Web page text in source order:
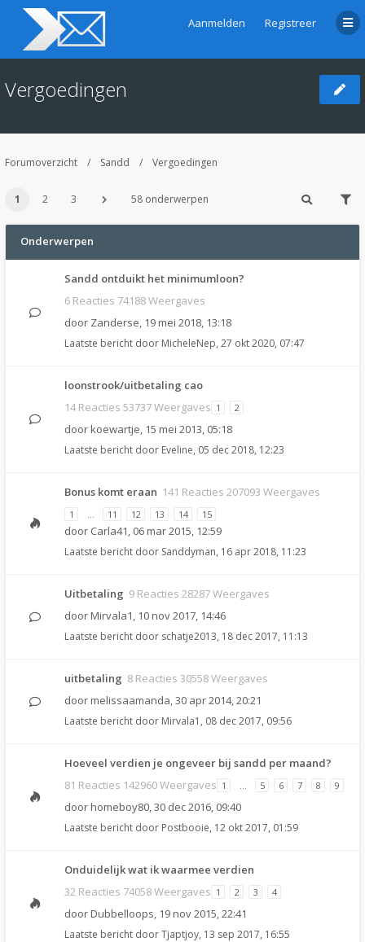
Aanmelden Registreer
Vergoedingen
Forumoverzicht Sandd Vergoedingen
1 2 3 58 onderwerpen
Onderwerpen
Sandd ontduikt het minimumloon?
6 Reacties 74188 Weergaves
door Zanderse, 19 mei 2018, 13:18
Laatste bericht door MicheleNep, 27 okt 2020, 07:47
loonstrook/uitbetaling cao
14 Reacties 53737 Weergaves 1 2
door koewartje, 15 mei 2013, 05:18
Laatste bericht door Eveline, 05 dec 2018, 12:23
Bonus komt eraan 141 Reacties 207093 Weergaves
1 … 11 12 13 14 15
door Carla41, 06 mar 2015, 12:59
Laatste bericht door Sanddyman, 16 apr 2018, 11:23
Uitbetaling 9 Reacties 28287 Weergaves
door Mirvala1, 10 nov 2017, 14:46
Laatste bericht door schatje2013, 18 dec 2017, 11:13
uitbetaling 8 Reacties 30558 Weergaves
door melissaamanda,30 apr 2014, 20:21
Laatste bericht door Mirvala1 , 08 dec 2017, 09:56
Hoeveel verdien je ongeveer bij sandd per maand?
81 Reacties 142960 Weergaves 1 … 5 6 7 8 9
door homeboy80,30 dec 2016, 09:40
Laatste bericht door Postbooie, 12 okt 2017, 01:59
Onduidelijk wat ik waarmee verdien
32 Reacties 74058 Weergaves 1 2 3 4
door Dubbelloops, 19 nov 2015, 22:41
Laatste bericht doorTjaptjoy, 13 sep 2017, 16:55